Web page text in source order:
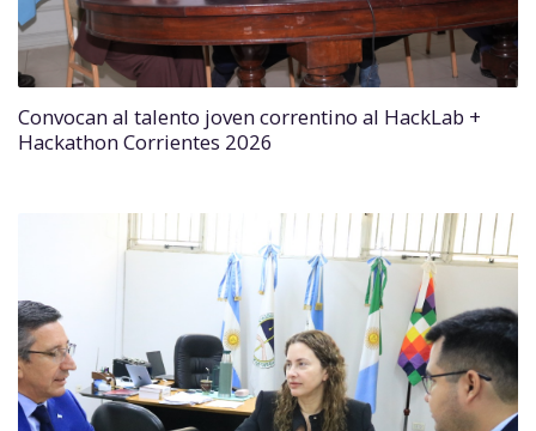
Convocan al talento joven correntino al HackLab +
Hackathon Corrientes 2026